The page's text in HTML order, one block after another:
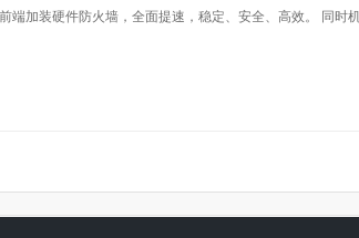
加装硬件防火墙，全面提速，稳定、安全、高效。 同时